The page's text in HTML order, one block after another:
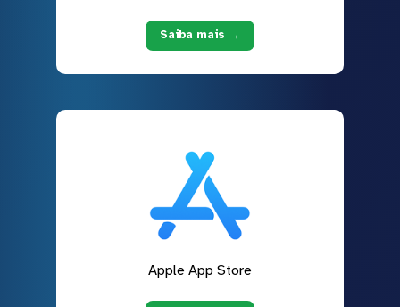
Saiba mais →
Apple App Store